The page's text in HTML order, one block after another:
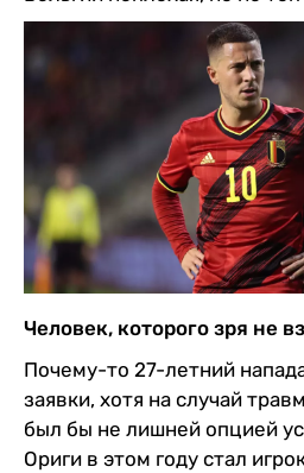
Человек, которого зря не
Почему-то 27-летний
заявки, хотя на случай
был бы не лишней опцией
Ориги в этом году стал